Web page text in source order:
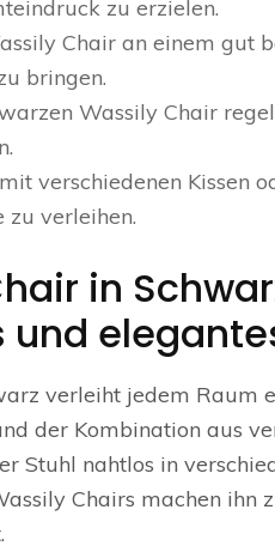
zu erzielen.
Chair an einem gut
bringen.
Wassily Chair
verschiedenen Kissen
zu verleihen.
in
verleiht jedem Raum
der Kombination aus
Stuhl nahtlos in
Chairs machen